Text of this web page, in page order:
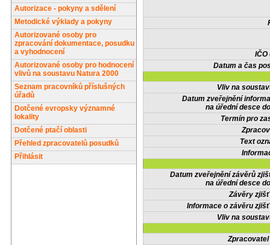
Autorizace - pokyny a sdělení
Metodické výklady a pokyny
Autorizované osoby pro
zpracování dokumentace, posudku
a vyhodnocení
Autorizované osoby pro hodnocení
vlivů na soustavu Natura 2000
Seznam pracovníků příslušných
úřadů
Dotčené evropsky významné
lokality
Dotčené ptačí oblasti
Přehled zpracovatelů posudků
Přihlásit
IČO
Datum a čas
Vliv na
Datum zveřejnění
na úřední desce
Termín pro
Text
Datum zveřejnění závěrů
na úřední desce
Závěry
Informace o závěru
Vliv na